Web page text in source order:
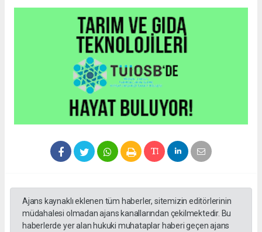
Ajans kaynaklı eklenen tüm haberler, sitemizin editörlerinin
müdahalesi olmadan ajans kanallarından çekilmektedir. Bu
haberlerde yer alan hukuki muhataplar haberi geçen ajans